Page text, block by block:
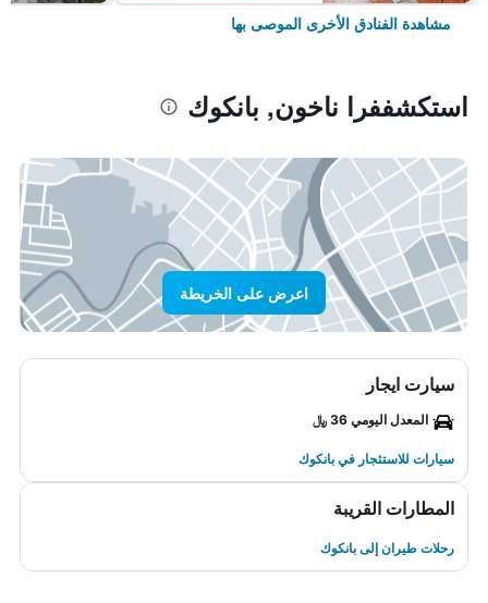
مشاهدة الفنادق الأخرى الموصى بها
استكشففرا ناخون, بانكوك
اعرض على الخريطة
سيارت ايجار
المعدل اليومي 36 ﷼
سيارات للاستئجار في بانكوك
المطارات القريبة
رحلات طيران إلى بانكوك